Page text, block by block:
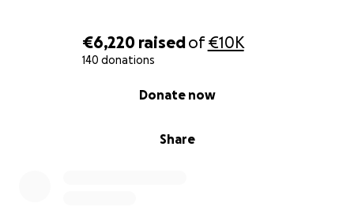
€6,220 raisedof€10K
140 donations
Share
Donate now